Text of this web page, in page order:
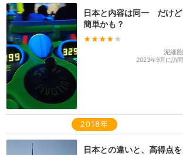
日本と内容は同一 だけど
簡単かも？
★★★★ ★
泥細胞
2023年9月に訪問
2018年
日本との違いと、高得点を